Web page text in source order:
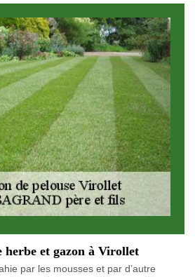
herbe et gazon à Virollet
par les mousses et par d’autre